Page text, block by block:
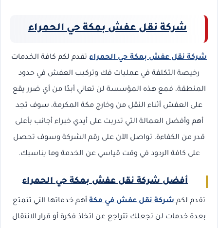
شركة نقل عفش بمكة حي الحمراء
شركة نقل عفش بمكة حي الحمراء تقدم لكم كافة الخدمات
رخيصة التكلفة في عمليات فك وتركيب العفش في حدود
المنطقة، فمع هذه المؤسسة لن تعاني أبدًا من أي ضرر يقع
على العفش أثناء النقل من وخارج مكة المكرمة، سوف تجد
أهم وأفضل العمالة التي تدربت على أيدي خبراء أجانب بأعلى
قدر من الكفاءة، تواصل الآن على رقم الشركة وسوف تحصل
على كافة الردود في وقت قياسي عن الخدمة وما يناسبك.
أفضل شركة نقل عفش بمكة حي الحمراء
تقدم لكمشركة نقل عفش في مكة أهم خدماتها التي تتمتع
بعدة خدمات لن تجعلك تتراجع عن اتخاذ فكرة أو قرار الانتقال